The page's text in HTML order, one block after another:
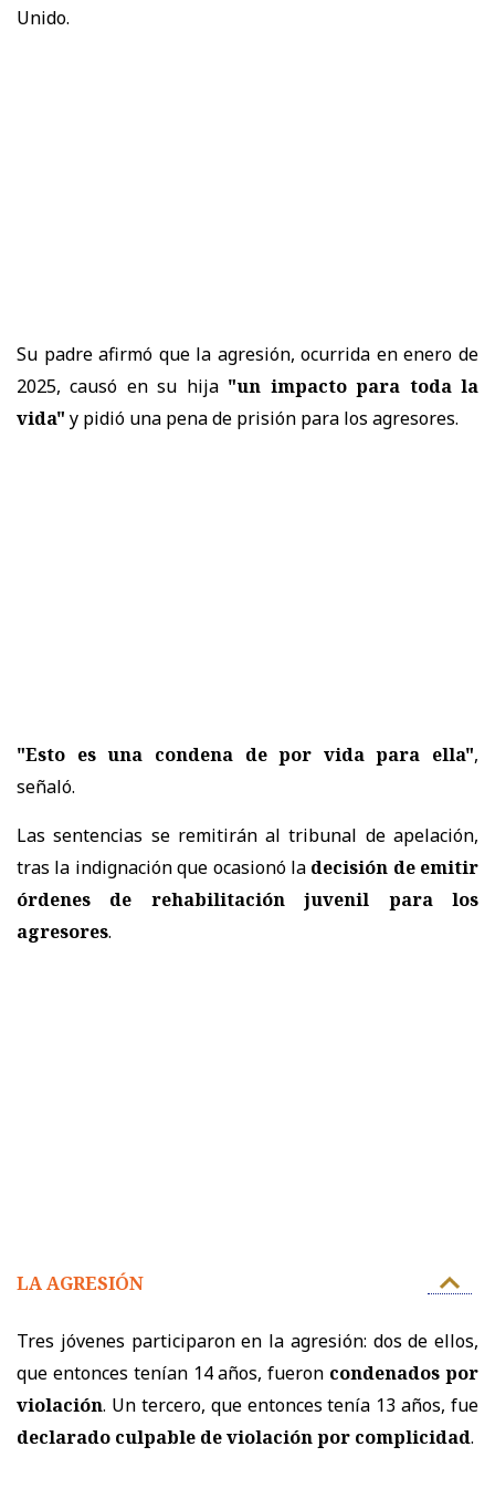
Unido.
Su padre afirmó que la agresión, ocurrida en enero de
2025, causó en su hija "un impacto para toda la
vida" y pidió una pena de prisión para los agresores.
"Esto es una condena de por vida para ella",
señaló.
Las sentencias se remitirán al tribunal de apelación,
tras la indignación que ocasionó la decisión de emitir
órdenes de rehabilitación juvenil para los
agresores.
LA AGRESIÓN
Tres jóvenes participaron en la agresión: dos de ellos,
que entonces tenían 14 años, fueron condenados por
violación. Un tercero, que entonces tenía 13 años, fue
declarado culpable de violación por complicidad.